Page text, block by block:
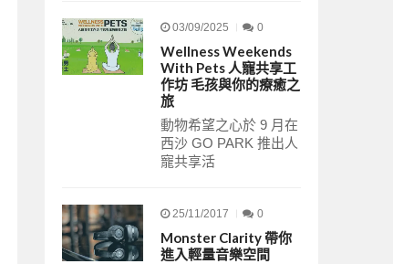
03/09/2025 0
Wellness Weekends
With Pets 人寵共享工
作坊 毛孩與你的療癒之
旅
動物希望之心於 9 月在
西沙 GO PARK 推出人
寵共享活
25/11/2017 0
Monster Clarity 帶你
進入輕量音樂空間